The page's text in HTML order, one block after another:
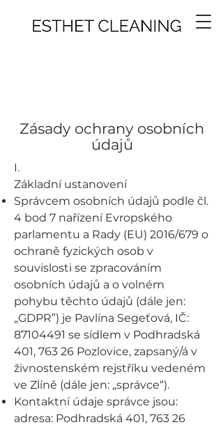
Zásady ochrany osobních
údajů
I.
Základní ustanovení
Správcem osobních údajů podle čl.
4 bod 7 nařízení Evropského
parlamentu a Rady (EU) 2016/679 o
ochraně fyzických osob v
souvislosti se zpracováním
osobních údajů a o volném
pohybu těchto údajů (dále jen:
„GDPR”) je Pavlína Segeťová, IČ:
87104491 se sídlem v Podhradská
401, 763 26 Pozlovice, zapsaný/á v
živnostenském rejstříku vedeném
ve Zlíně (dále jen: „správce“).
Kontaktní údaje správce jsou:
adresa: Podhradská 401, 763 26